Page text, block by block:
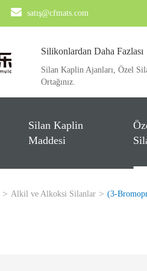
satış@cfmats.com
Silikonlardan Daha Fazlası
Silan Kaplin Ajanları, Özel
Ortağınız.
Silan Kaplin
Maddesi
Alkil ve Alkoksi Silanlar (3-